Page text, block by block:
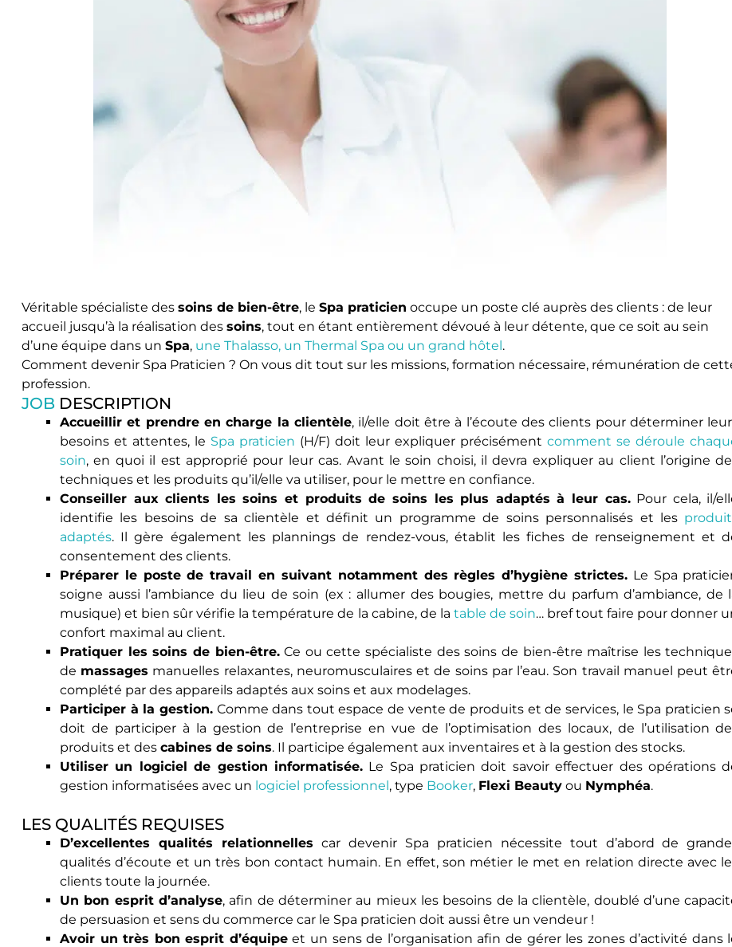
Véritable spécialiste des soins de bien-être, le Spa praticien occupe un poste clé auprès des clients : de leur
accueil jusqu’à la réalisation des soins, tout en étant entièrement dévoué à leur détente, que ce soit au sein
d’une équipe dans un Spa, une Thalasso, un Thermal Spa ou un grand hôtel.
Comment devenir Spa Praticien ? On vous dit tout sur les missions, formation nécessaire, rémunération de
profession.
JOB DESCRIPTION
Accueillir et prendre en charge la clientèle, il/elle doit être à l’écoute des clients pour déterminer
besoins et attentes, le Spa praticien (H/F) doit leur expliquer précisémentcomment se déroule
soin, en quoi il est approprié pour leur cas. Avant le soin choisi, il devra expliquer au client l’origine
techniques et les produits qu’il/elle va utiliser, pour le mettre en confiance.
Conseiller aux clients les soins et produits de soins les plus adaptés à leur cas.Pour cela, il/
identifie les besoins de sa clientèle et définit un programme de soins personnalisés et les
adaptés. Il gère également les plannings de rendez-vous, établit les fiches de renseignement et
consentement des clients.
Préparer le poste de travail en suivant notamment des règles d’hygiène strictes.Le Spa
soigne aussi l’ambiance du lieu de soin (ex : allumer des bougies, mettre du parfum d’ambiance, de
musique) et bien sûr vérifie la température de la cabine, de la table de soin… bref tout faire pour donner
confort maximal au client.
Pratiquer les soins de bien-être.Ce ou cette spécialiste des soins de bien-être maîtrise les
de massages manuelles relaxantes, neuromusculaires et de soins par l’eau. Son travail manuel peut
complété par des appareils adaptés aux soins et aux modelages.
Participer à la gestion.Comme dans tout espace de vente de produits et de services, le Spa praticien
doit de participer à la gestion de l’entreprise en vue de l’optimisation des locaux, de l’utilisation
produits et des cabines de soins. Il participe également aux inventaires et à la gestion des stocks.
Utiliser un logiciel de gestion informatisée.Le Spa praticien doit savoir effectuer des opérations
gestion informatisées avec un logiciel professionnel, type Booker, Flexi Beauty ou Nymphéa.
LES QUALITÉS REQUISES
D’excellentes qualités relationnelles car devenir Spa praticien nécessite tout d’abord de
qualités d’écoute et un très bon contact humain. En effet, son métier le met en relation directe avec
clients toute la journée.
Un bon esprit d’analyse, afin de déterminer au mieux les besoins de la clientèle, doublé d’une
de persuasion et sens du commerce car le Spa praticien doit aussi être un vendeur !
Avoir un très bon esprit d’équipeet un sens de l’organisation afin de gérer les zones d’activité dans